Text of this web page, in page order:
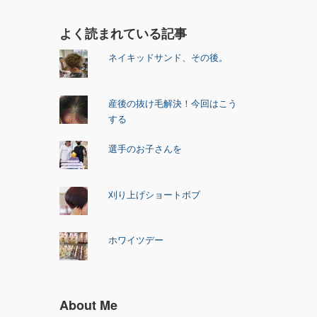
よく読まれている記事
ネイキッドサンド、その後。
産後の抜け毛解決！今回はこう
する
選手のお子さんを
刈り上げショートボブ
ホワイツデー
About Me